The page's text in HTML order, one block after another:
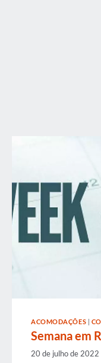
ACOMODAÇÕES |
Semana em
20 de julho de 2022